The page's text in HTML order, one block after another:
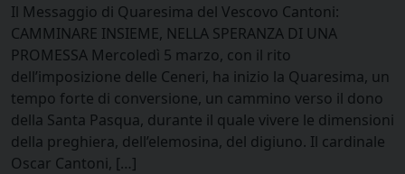
Il Messaggio di Quaresima del Vescovo Cantoni:
CAMMINARE INSIEME, NELLA SPERANZA DI UNA
PROMESSA Mercoledì 5 marzo, con il rito
dell’imposizione delle Ceneri, ha inizio la Quaresima, un
tempo forte di conversione, un cammino verso il dono
della Santa Pasqua, durante il quale vivere le dimensioni
della preghiera, dell’elemosina, del digiuno. Il cardinale
Oscar Cantoni, […]